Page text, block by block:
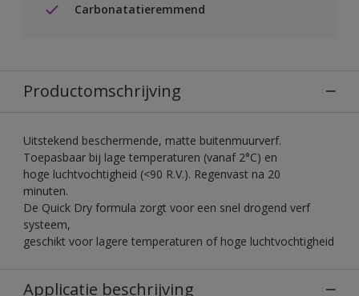
Carbonatatieremmend
Productomschrijving
Uitstekend beschermende, matte buitenmuurverf.
Toepasbaar bij lage temperaturen (vanaf 2°C) en
hoge luchtvochtigheid (<90 R.V.). Regenvast na 20
minuten.
De Quick Dry formula zorgt voor een snel drogend verf
systeem,
geschikt voor lagere temperaturen of hoge luchtvochtigheid
Applicatie beschrijving